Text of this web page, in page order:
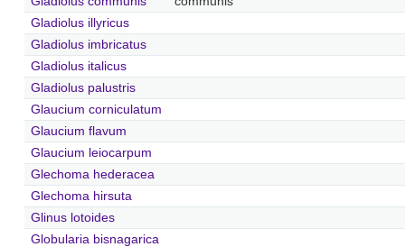
Gladiolus illyricus
Gladiolus imbricatus
Gladiolus italicus
Gladiolus palustris
Glaucium corniculatum
Glaucium flavum
Glaucium leiocarpum
Glechoma hederacea
Glechoma hirsuta
Glinus lotoides
Globularia bisnagarica